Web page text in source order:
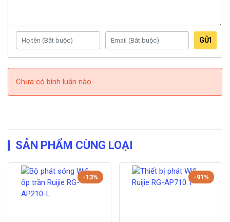
GỬI
Chưa có bình luận nào
SẢN PHẨM CÙNG LOẠI
-13% -91%